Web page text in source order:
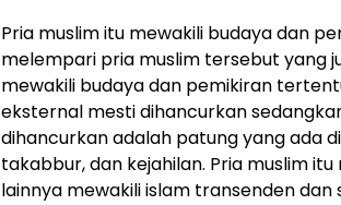
Pria muslim itu mewakili budaya dan
melempari pria muslim tersebut yang
mewakili budaya dan pemikiran
eksternal mesti dihancurkan
dihancurkan adalah patung yang ada
takabbur, dan kejahilan. Pria muslim
lainnya mewakili islam transenden dan